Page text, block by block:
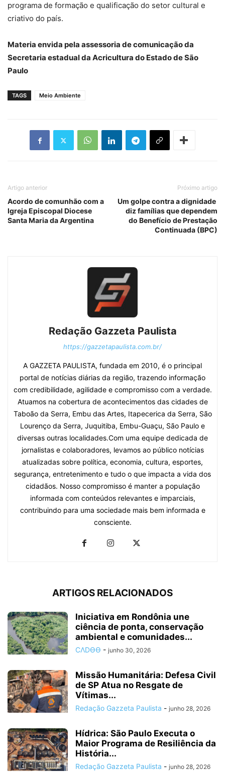
programa de formação e qualificação do setor cultural e
criativo do país.
Materia envida pela assessoria de comunicação da
Secretaria estadual da Acricultura do Estado de São
Paulo
TAGS Meio Ambiente
Artigo anterior
Acordo de comunhão com a
Igreja Episcopal Diocese
Santa Maria da Argentina
Próximo artigo
Um golpe contra a dignidade
diz famílias que dependem
do Benefício de Prestação
Continuada (BPC)
Redação Gazzeta Paulista
https://gazzetapaulista.com.br/
A GAZZETA PAULISTA, fundada em 2010, é o principal
portal de notícias diárias da região, trazendo informação
com credibilidade, agilidade e compromisso com a verdade.
Atuamos na cobertura de acontecimentos das cidades de
Taboão da Serra, Embu das Artes, Itapecerica da Serra, São
Lourenço da Serra, Juquitiba, Embu-Guaçu, São Paulo e
diversas outras localidades.Com uma equipe dedicada de
jornalistas e colaboradores, levamos ao público notícias
atualizadas sobre política, economia, cultura, esportes,
segurança, entretenimento e tudo o que impacta a vida dos
cidadãos. Nosso compromisso é manter a população
informada com conteúdos relevantes e imparciais,
contribuindo para uma sociedade mais bem informada e
consciente.
ARTIGOS RELACIONADOS
Iniciativa em Rondônia une
ciência de ponta, conservação
ambiental e comunidades...
CΛDӨӨ - junho 30, 2026
Missão Humanitária: Defesa Civil
de SP Atua no Resgate de
Vítimas...
Redação Gazzeta Paulista - junho 28, 2026
Hídrica: São Paulo Executa o
Maior Programa de Resiliência da
História...
Redação Gazzeta Paulista - junho 28, 2026